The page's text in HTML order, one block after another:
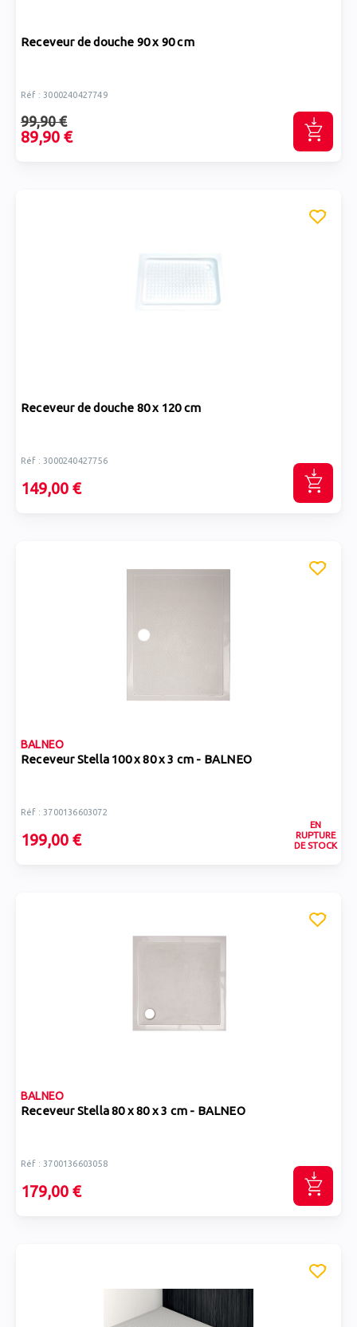
Receveur de douche 90 x 90 cm
Réf : 3000240427749
89,90 €
99,90 €
Receveur de douche 80 x 120 cm
Réf : 3000240427756
149,00 €
BALNEO
Receveur Stella 100 x 80 x 3 cm - BALNEO
Réf : 3700136603072
199,00 €
EN
RUPTURE
DE STOCK
BALNEO
Receveur Stella 80 x 80 x 3 cm - BALNEO
Réf : 3700136603058
179,00 €